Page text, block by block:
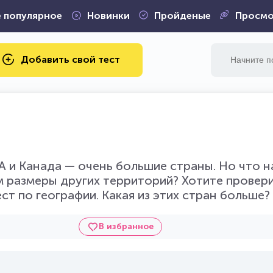
Новинки Пройденые
Добавить свой тест
и Канада — очень большие страны. Но что
других территорий? Хотите
по географии. Какая из этих стран больше?
В избранное